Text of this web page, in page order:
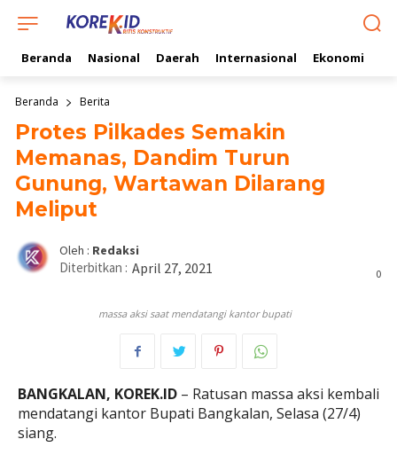
Beranda Nasional Daerah Internasional Ekonomi
Beranda Berita
Protes Pilkades Semakin
Memanas, Dandim Turun
Gunung, Wartawan Dilarang
Meliput
Oleh : Redaksi
0
Diterbitkan : April 27, 2021
massa aksi saat mendatangi kantor bupati
BANGKALAN, KOREK.ID – Ratusan massa aksi kembali
mendatangi kantor Bupati Bangkalan, Selasa (27/4)
siang.